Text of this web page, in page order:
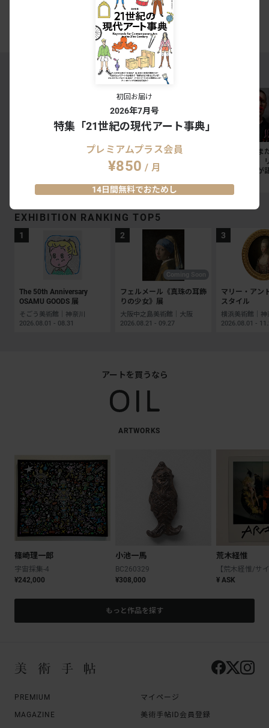
MAGAZINE RANKING TOP5
東京国立博物館のレストラ
NEWS
夏休みに見たい展覧会ベス
ト10（首都圏編）
INSIGHT
「私たちはま
中にいる」。
ターリングが
SPECIAL
EXHIBITION RANKING TOP5
The 50th Anniversary
OSAMU GOODS 展
そごう美術館｜神奈川
2026.08.01 - 08.31
フェルメール《真珠の耳飾
りの少女》展
大阪中之島美術館｜大阪
2026.08.21 - 09.27
マリー・アン
スタイル
横浜美術館｜神
2026.08.01 -
アートを買うなら
ARTWORKS
篠崎理一郎
宇宙採集-4
¥242,000
小池一馬
BC260329
¥308,000
荒木経惟
¥ ASK
もっと作品を探す
PREMIUM
MAGAZINE
マイページ
美術手帖ID会員登録
初回お届け
2026年7月号
特集「21世紀の現代アート事典」
プレミアムプラス会員
¥850 / 月
14日間無料でおためし